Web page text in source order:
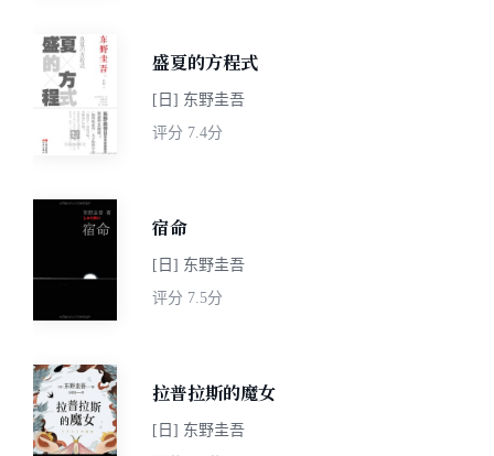
盛夏的方程式
[日] 东野圭吾
评分 7.4分
宿命
[日] 东野圭吾
评分 7.5分
拉普拉斯的魔女
[日] 东野圭吾